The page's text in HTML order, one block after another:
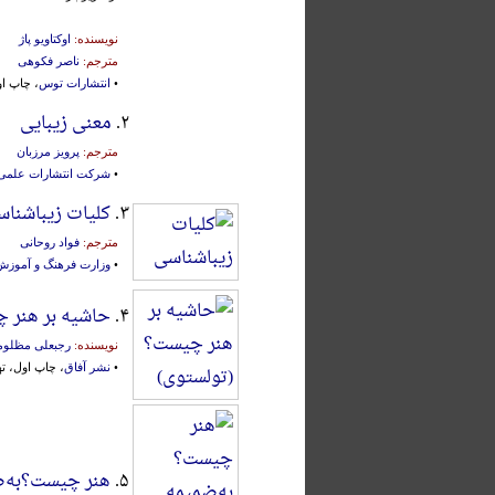
نویسنده: اوکتاویو پاژ
مترجم: ناصر فکوهی
• انتشارات توس، چاپ
۲. معنی زیبایی
مترجم: پرویز مرزبان
• شرکت انتشارات
۳. کلیات
مترجم: فواد روحانی
• وزارت فرهنگ و
۴. حاشیه بر
نویسنده: رجبعلی
• نشر آفاق، چاپ اول،
۵. هنر